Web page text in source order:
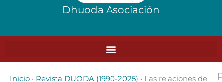
Dhuoda Asociación
Inicio • Revista DUODA (1990-2025) • Las relaciones de